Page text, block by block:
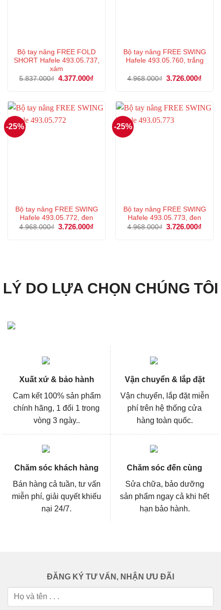
Bộ tay nâng FREE FOLD
SHORT Hafele 493.05.737,
xám
5.837.000₫ Giá
4.377.000₫
4.377.000₫.
Bộ tay nâng FREE SWING
Hafele 493.05.760, trắng
4.968.000₫ Giá
3.726.000₫
-25%
Bộ tay nâng FREE SWING
Hafele 493.05.772, đen
4.968.000₫ Giá
3.726.000₫
-25%
Bộ tay nâng FREE SWING
Hafele 493.05.773, đen
4.968.000₫ Giá
3.726.000₫
LÝ DO LỰA CHỌN CHÚNG TÔI
Xuất xứ & bảo hành
Cam kết 100% sản phẩm
chính hãng, 1 đổi 1 trong
vòng 3 ngày..
Vận chuyển & lắp đặt
Vận chuyển, lắp đặt miễn
phí trên hệ thống cửa
hàng toàn quốc.
Chăm sóc khách hàng
Bán hàng cả tuần, tư vấn
miễn phí, giải quyết khiếu
nại 24/7.
Chăm sóc đến cùng
Sửa chữa, bảo dưỡng
sản phẩm ngay cả khi hết
hạn bảo hành.
ĐĂNG KÝ TƯ VẤN, NHẬN ƯU ĐÃI